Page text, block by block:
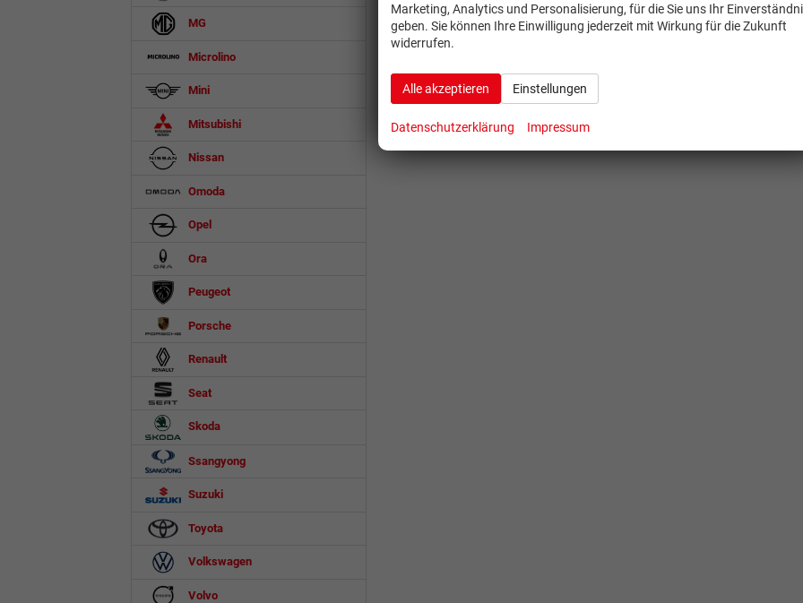
MG
Microlino
Mini
Mitsubishi
Nissan
Omoda
Opel
Ora
Peugeot
Porsche
Renault
Seat
Skoda
Ssangyong
Suzuki
Toyota
Volkswagen
Volvo
Marketing, Analytics und Personalisierung, für die Sie uns Ihr
geben. Sie können Ihre Einwilligung jederzeit mit Wirkung für die Zukunft
widerrufen.
Alle akzeptieren Einstellungen
Datenschutzerklärung Impressum